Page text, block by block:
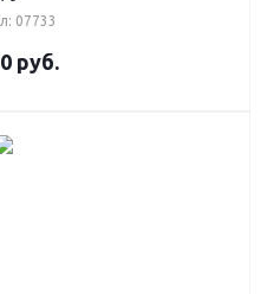
07733
руб.